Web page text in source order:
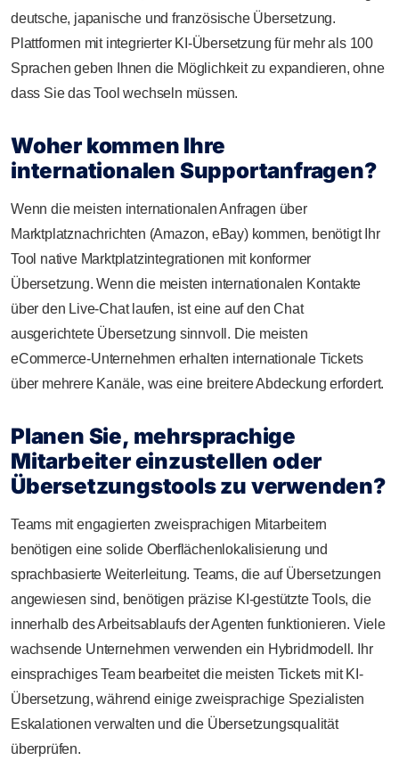
deutsche, japanische und französische Übersetzung.
Plattformen mit integrierter KI-Übersetzung für mehr als 100
Sprachen geben Ihnen die Möglichkeit zu expandieren, ohne
dass Sie das Tool wechseln müssen.
Woher kommen Ihre
internationalen Supportanfragen?
Wenn die meisten internationalen Anfragen über
Marktplatznachrichten (Amazon, eBay) kommen, benötigt Ihr
Tool native Marktplatzintegrationen mit konformer
Übersetzung. Wenn die meisten internationalen Kontakte
über den Live-Chat laufen, ist eine auf den Chat
ausgerichtete Übersetzung sinnvoll. Die meisten
eCommerce-Unternehmen erhalten internationale Tickets
über mehrere Kanäle, was eine breitere Abdeckung erfordert.
Planen Sie, mehrsprachige
Mitarbeiter einzustellen oder
Übersetzungstools zu verwenden?
Teams mit engagierten zweisprachigen Mitarbeitern
benötigen eine solide Oberflächenlokalisierung und
sprachbasierte Weiterleitung. Teams, die auf Übersetzungen
angewiesen sind, benötigen präzise KI-gestützte Tools, die
innerhalb des Arbeitsablaufs der Agenten funktionieren. Viele
wachsende Unternehmen verwenden ein Hybridmodell. Ihr
einsprachiges Team bearbeitet die meisten Tickets mit KI-
Übersetzung, während einige zweisprachige Spezialisten
Eskalationen verwalten und die Übersetzungsqualität
überprüfen.